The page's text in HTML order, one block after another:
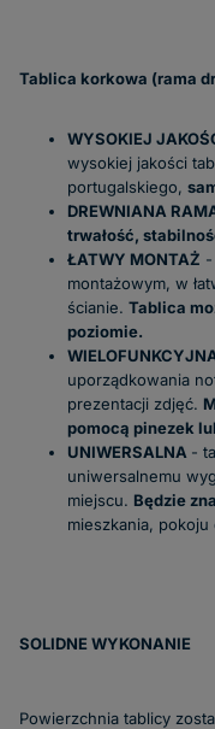
Tablica korkowa (rama
WYSOKIEJ
wysokiej jakości
portugalskiego,
DREWNIANA
trwałość,
ŁATWY MONTAŻ -
montażowym, w
ścianie. Tablica
poziomie.
uporządkowania
prezentacji zdjęć.
pomocą pinezek
UNIWERSALNA -
uniwersalnemu
miejscu. Będzie
mieszkania,
SOLIDNE WYKONANIE
Powierzchnia tablicy